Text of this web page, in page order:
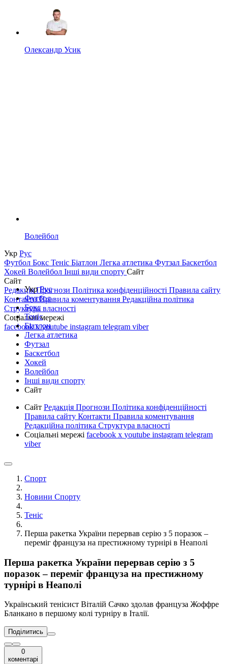
Олександр Усик
Волейбол
Укр Рус
Футбол Бокс Теніс Біатлон Легка атлетика Футзал Баскетбол
Хокей Волейбол Інші види спорту Сайт
Сайт
РедакціяПрогнози Політика конфіденційності Правила сайту
КонтактиПравила коментування Редакційна політика
Структура власності
Соціальні мережі
facebookxyoutube instagram telegram viber
УкрРус
Футбол
Бокс
Теніс
Біатлон
Легка атлетика
Футзал
Баскетбол
Хокей
Волейбол
Інші види спорту
Сайт
Сайт Редакція Прогнози Політика конфіденційності
Правила сайту Контакти Правила коментування
Редакційна політика Структура власності
Соціальні мережі facebook x youtube instagram telegram
viber
Спорт
Новини Спорту
Теніс
Перша ракетка України перервав серію з 5 поразок –
переміг француза на престижному турнірі в Неаполі
Перша ракетка України перервав серію з 5
поразок – переміг француза на престижному
турнірі в Неаполі
Український тенісист Віталій Сачко здолав француза Жоффре
Бланкано в першому колі турніру в Італії.
Поділитись
0
коментарі